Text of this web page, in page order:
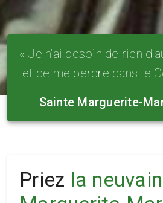
« Je n’ai besoin de rien
et de me perdre dans le
Sainte Marguerite-
Priez la